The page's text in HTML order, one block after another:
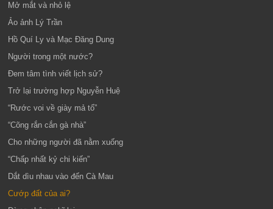
Mở mắt và nhỏ lệ
Ảo ảnh Lý Trần
Hồ Quí Ly và Mạc Đăng Dung
Người trong một nước?
Đem tâm tình viết lịch sử?
Trở lại trường hợp Nguyễn Huệ
“Rước voi về giày mả tổ”
“Cõng rắn cắn gà nhà”
Cho những người đã nằm xuống
“Chấp nhất kỷ chi kiến”
Dắt dìu nhau vào đến Cà Mau
Cướp đất của ai?